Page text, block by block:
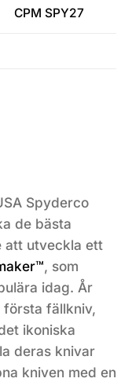
CPM SPY27
Spyderco
de bästa
att utveckla ett
, som
idag. År
första fällkniv,
ikoniska
deras knivar
kniven med en